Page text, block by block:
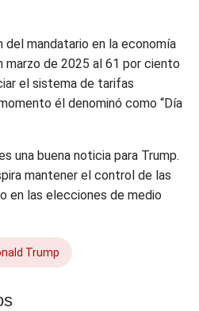
del mandatario en la economía
de 2025 al 61 por ciento
el sistema de tarifas
él denominó como “Día
una buena noticia para Trump.
mantener el control de las
en las elecciones de medio
Trump